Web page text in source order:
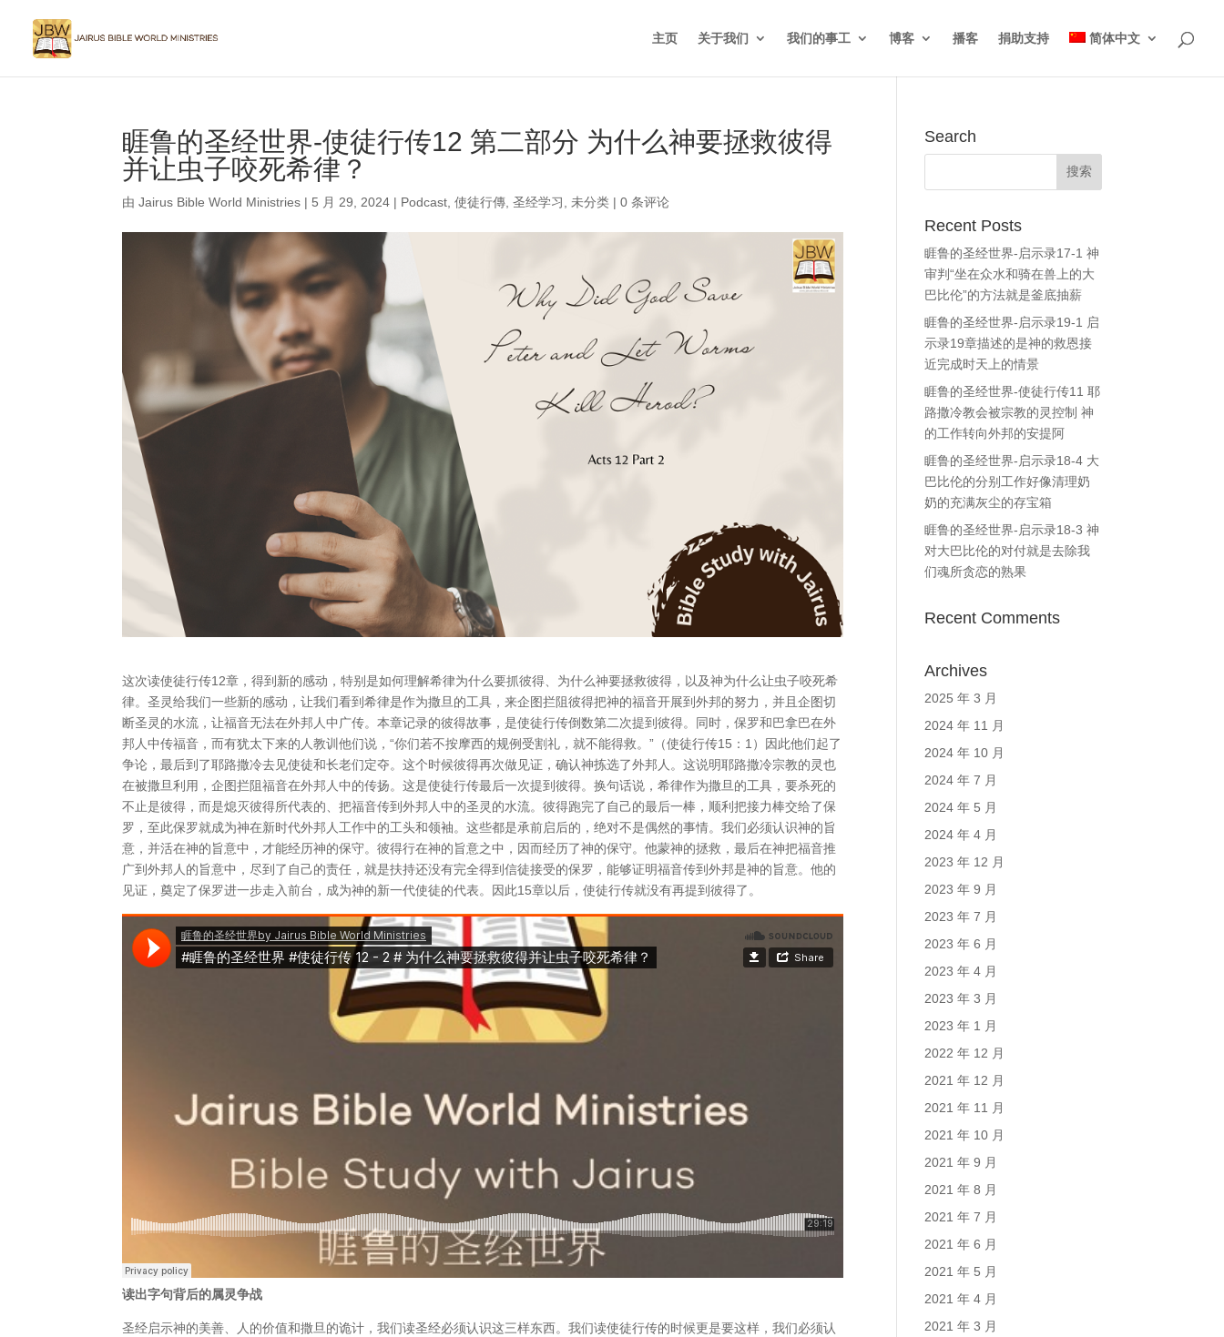
主页 关于我们 我们的事工 博客 播客 捐助支持 简体中文
睚鲁的圣经世界-使徒行传12 第二部分 为什么神要拯救彼得
并让虫子咬死希律？
由Jairus Bible World Ministries | 5 月 29, 2024 | Podcast ,使徒行傳 ,圣经学习 未分类 |0 条评论
这次读使徒行传12章，得到新的感动，特别是如何理解希律为什么要抓彼得、为什么神要拯救彼得，以及神为什么让虫子咬死希
律。圣灵给我们一些新的感动，让我们看到希律是作为撒旦的工具，来企图拦阻彼得把神的福音开展到外邦的努力，并且企图切
断圣灵的水流，让福音无法在外邦人中广传。本章记录的彼得故事，是使徒行传倒数第二次提到彼得。同时，保罗和巴拿巴在外
邦人中传福音，而有犹太下来的人教训他们说，“你们若不按摩西的规例受割礼，就不能得救。”（使徒行传15：1）因此他们起了
争论，最后到了耶路撒冷去见使徒和长老们定夺。这个时候彼得再次做见证，确认神拣选了外邦人。这说明耶路撒冷宗教的灵也
在被撒旦利用，企图拦阻福音在外邦人中的传扬。这是使徒行传最后一次提到彼得。换句话说，希律作为撒旦的工具，要杀死的
不止是彼得，而是熄灭彼得所代表的、把福音传到外邦人中的圣灵的水流。彼得跑完了自己的最后一棒，顺利把接力棒交给了保
罗，至此保罗就成为神在新时代外邦人工作中的工头和领袖。这些都是承前启后的，绝对不是偶然的事情。我们必须认识神的旨
意，并活在神的旨意中，才能经历神的保守。彼得行在神的旨意之中，因而经历了神的保守。他蒙神的拯救，最后在神把福音推
广到外邦人的旨意中，尽到了自己的责任，就是扶持还没有完全得到信徒接受的保罗，能够证明福音传到外邦是神的旨意。他的
见证，奠定了保罗进一步走入前台，成为神的新一代使徒的代表。因此15章以后，使徒行传就没有再提到彼得了。
读出字句背后的属灵争战
圣经启示神的美善、人的价值和撒旦的诡计，我们读圣经必须认识这三样东西。我们读使徒行传的时候更是要这样，我们必须认
Search
Recent Posts
睚鲁的圣经世界-启示录17-1 神
审判“坐在众水和骑在兽上的大
巴比伦”的方法就是釜底抽薪
睚鲁的圣经世界-启示录19-1 启
示录19章描述的是神的救恩接
近完成时天上的情景
睚鲁的圣经世界-使徒行传11 耶
路撒冷教会被宗教的灵控制 神
的工作转向外邦的安提阿
睚鲁的圣经世界-启示录18-4 大
巴比伦的分别工作好像清理奶
奶的充满灰尘的存宝箱
睚鲁的圣经世界-启示录18-3 神
对大巴比伦的对付就是去除我
们魂所贪恋的熟果
Recent Comments
Archives
2025 年 3 月
2024 年 11 月
2024 年 10 月
2024 年 7 月
2024 年 5 月
2024 年 4 月
2023 年 12 月
2023 年 9 月
2023 年 7 月
2023 年 6 月
2023 年 4 月
2023 年 3 月
2023 年 1 月
2022 年 12 月
2021 年 12 月
2021 年 11 月
2021 年 10 月
2021 年 9 月
2021 年 8 月
2021 年 7 月
2021 年 6 月
2021 年 5 月
2021 年 4 月
2021 年 3 月